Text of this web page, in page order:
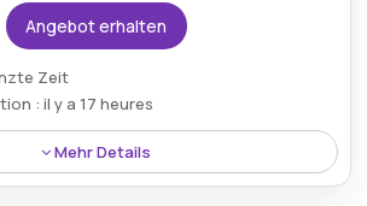
Angebot erhalten
Zeit
: il y a 17 heures
Mehr Details
Day Comfort 90 Kontaktlinsen sind